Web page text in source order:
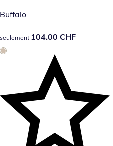
Buffalo
104.00 CHF
seulement 104.00 CHF